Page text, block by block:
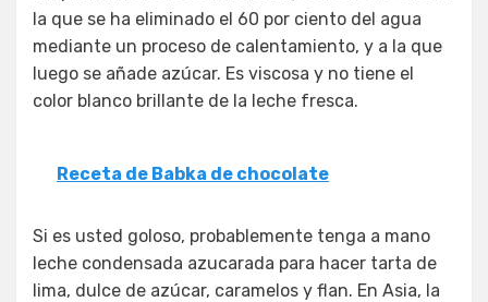
la que se ha eliminado el 60 por ciento del agua
mediante un proceso de calentamiento, y a la que
luego se añade azúcar. Es viscosa y no tiene el
color blanco brillante de la leche fresca.
Receta de Babka de chocolate
Si es usted goloso, probablemente tenga a mano
leche condensada azucarada para hacer tarta de
lima, dulce de azúcar, caramelos y flan. En Asia, la